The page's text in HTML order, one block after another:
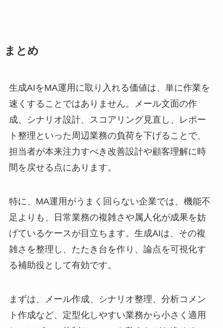
まとめ
生成AIをMA運用に取り入れる価値は、単に作業を
速くすることではありません。メール文面の作
成、シナリオ設計、スコアリング見直し、レポー
ト整理といった周辺業務の負荷を下げることで、
担当者が本来注力すべき改善設計や顧客理解に時
間を戻せる点にあります。
特に、MA運用がうまく回らない企業では、機能不
足よりも、日常業務の複雑さや属人化が成果を妨
げているケースが目立ちます。生成AIは、その複
雑さを整理し、たたき台を作り、論点を可視化す
る補助役として有効です。
まずは、メール作成、シナリオ整理、分析コメン
ト作成など、定型化しやすい業務から小さく適用